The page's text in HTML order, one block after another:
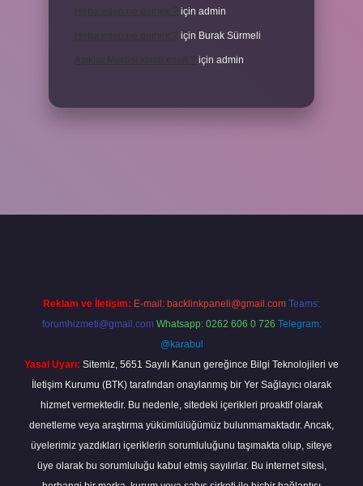
için admin
için Burak Sürmeli
için admin
Reklam ve İletişim: E-mail: backlinkpaneli@gmail.com Teams:
forumhizmeti@gmail.com Whatsapp: 0262 606 0 726 Telegram:
@karabul
Yasal Uyarı: Sitemiz, 5651 Sayılı Kanun gereğince Bilgi Teknolojileri ve
İletişim Kurumu (BTK) tarafından onaylanmış bir Yer Sağlayıcı olarak
hizmet vermektedir. Bu nedenle, sitedeki içerikleri proaktif olarak
denetleme veya araştırma yükümlülüğümüz bulunmamaktadır. Ancak,
üyelerimiz yazdıkları içeriklerin sorumluluğunu taşımakta olup, siteye
üye olarak bu sorumluluğu kabul etmiş sayılırlar. Bu internet sitesi,